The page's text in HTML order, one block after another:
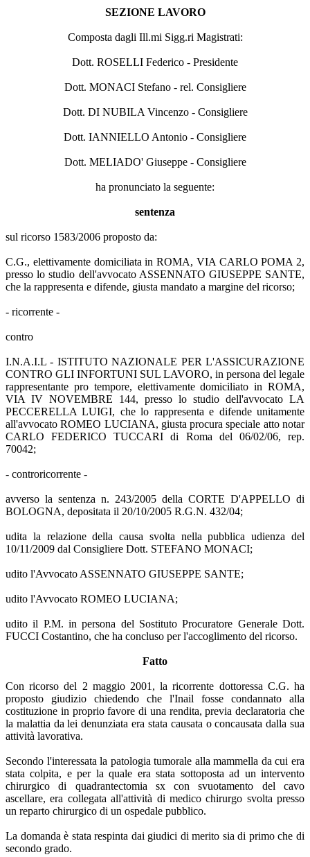
SEZIONE LAVORO
Composta dagli Ill.mi Sigg.ri Magistrati:
Dott. ROSELLI Federico - Presidente
Dott. MONACI Stefano - rel. Consigliere
Dott. DI NUBILA Vincenzo - Consigliere
Dott. IANNIELLO Antonio - Consigliere
Dott. MELIADO' Giuseppe - Consigliere
ha pronunciato la seguente:
sentenza
sul ricorso 1583/2006 proposto da:
C.G., elettivamente domiciliata in ROMA, VIA CARLO POMA 2,
presso lo studio dell'avvocato ASSENNATO GIUSEPPE SANTE,
che la rappresenta e difende, giusta mandato a margine del ricorso;
- ricorrente -
contro
I.N.A.I.L - ISTITUTO NAZIONALE PER L'ASSICURAZIONE
CONTRO GLI INFORTUNI SUL LAVORO, in persona del legale
rappresentante pro tempore, elettivamente domiciliato in ROMA,
VIA IV NOVEMBRE 144, presso lo studio dell'avvocato LA
PECCERELLA LUIGI, che lo rappresenta e difende unitamente
all'avvocato ROMEO LUCIANA, giusta procura speciale atto notar
CARLO FEDERICO TUCCARI di Roma del 06/02/06, rep.
70042;
- controricorrente -
avverso la sentenza n. 243/2005 della CORTE D'APPELLO di
BOLOGNA, depositata il 20/10/2005 R.G.N. 432/04;
udita la relazione della causa svolta nella pubblica udienza del
10/11/2009 dal Consigliere Dott. STEFANO MONACI;
udito l'Avvocato ASSENNATO GIUSEPPE SANTE;
udito l'Avvocato ROMEO LUCIANA;
udito il P.M. in persona del Sostituto Procuratore Generale Dott.
FUCCI Costantino, che ha concluso per l'accoglimento del ricorso.
Fatto
Con ricorso del 2 maggio 2001, la ricorrente dottoressa C.G. ha
proposto giudizio chiedendo che l'Inail fosse condannato alla
costituzione in proprio favore di una rendita, previa declaratoria che
la malattia da lei denunziata era stata causata o concausata dalla sua
attività lavorativa.
Secondo l'interessata la patologia tumorale alla mammella da cui era
stata colpita, e per la quale era stata sottoposta ad un intervento
chirurgico di quadrantectomia sx con svuotamento del cavo
ascellare, era collegata all'attività di medico chirurgo svolta presso
un reparto chirurgico di un ospedale pubblico.
La domanda è stata respinta dai giudici di merito sia di primo che di
secondo grado.